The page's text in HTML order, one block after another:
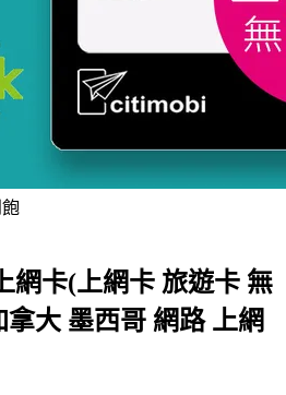
網卡(上網卡 旅遊卡 無
拿大 墨西哥 網路 上網